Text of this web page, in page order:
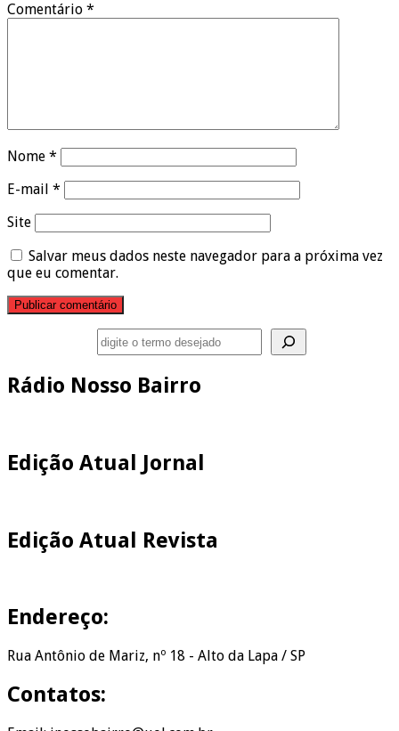
Comentário *
Nome *
E-mail *
Site
Salvar meus dados neste navegador para a próxima vez
que eu comentar.
Rádio Nosso Bairro
Edição Atual Jornal
Edição Atual Revista
Endereço:
Rua Antônio de Mariz, nº 18 - Alto da Lapa / SP
Contatos: